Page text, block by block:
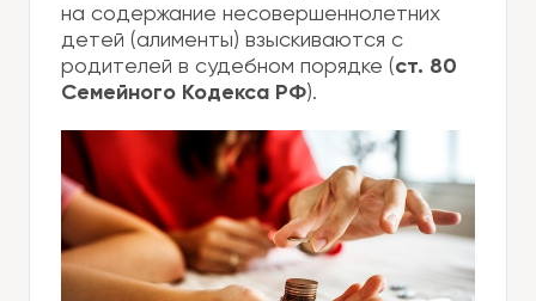
на содержание несовершеннолетних
детей (алименты) взыскиваются с
родителей в судебном порядке (ст. 80
Семейного Кодекса РФ).